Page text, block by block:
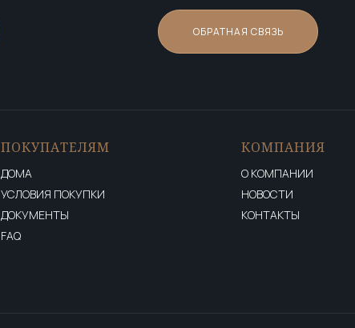
ОБРАТНАЯ СВЯЗЬ
ПОКУПАТЕЛЯМ
ДОМА
УСЛОВИЯ ПОКУПКИ
ДОКУМЕНТЫ
FAQ
КОМПАНИЯ
О КОМПАНИИ
НОВОСТИ
КОНТАКТЫ